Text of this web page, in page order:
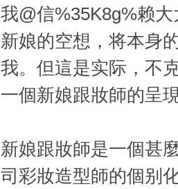
我@信%35K8g%赖
新娘的空想，将本身
我。但這是实际，不
一個新娘跟妝師的呈
新娘跟妝師是一個甚
司彩妝造型師的個别